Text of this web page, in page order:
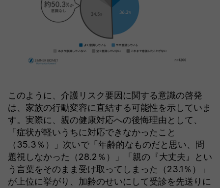
このように、介護リスク要因に関する意識の啓発
は、家族の行動変容に直結する可能性を示していま
す。実際に、親の健康対応への後悔理由として、
「症状が軽いうちに対応できなかったこと
（35.3％）」次いで「年齢的なものだと思い、問
題視しなかった（28.2％）」「親の『大丈夫』とい
う言葉をそのまま受け取ってしまった（23.1％）」
が上位に挙がり、加齢のせいにして受診を先送りに